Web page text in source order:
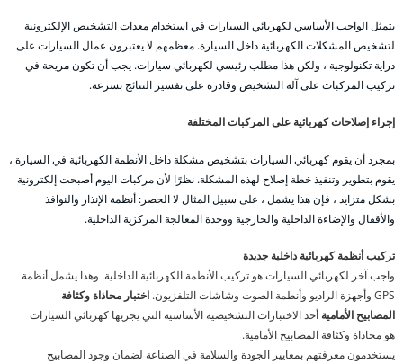
يتمثل الواجب الأساسي لكهربائي السيارات في استخدام معدات التشخيص الإلكترونية
لتشخيص المشكلات الكهربائية داخل السيارة. معظمهم لا يعتبرون عمال السيارات على
دراية تكنولوجية ، ولكن هذا مطلب رئيسي لكهربائي سيارات. يجب أن تكون مريحة في
تركيب المركبات على آلة التشخيص وقادرة على تفسير النتائج بسرعة.
إجراء إصلاحات كهربائية على المركبات المختلفة
بمجرد أن يقوم كهربائي السيارات بتشخيص مشكلة داخل الأنظمة الكهربائية في السيارة ،
يقوم بتطوير وتنفيذ خطة إصلاح لهذه المشكلة. نظرًا لأن مركبات اليوم أصبحت إلكترونية
بشكل متزايد ، فإن هذا يشمل ، على سبيل المثال لا الحصر: أنظمة الإنذار والنوافذ
والأقفال والإضاءة الداخلية والخارجية ووحدة المعالجة المركزية الداخلية.
تركيب أنظمة كهربائية داخلية جديدة
واجب آخر لكهربائي السيارات هو تركيب الأنظمة الكهربائية الداخلية. وهذا يشمل أنظمة
GPS وأجهزة الراديو وأنظمة الصوت وشاشات التلفزيون.
اختبار محاذاة وكثافة
المصابيح الأمامية أحد الاختبارات التشخيصية الأساسية التي يجريها كهربائي السيارات
هو محاذاة وكثافة المصابيح الأمامية.
يستخدمون معرفتهم بمعايير الجودة والسلامة في الصناعة لضمان وجود المصابيح